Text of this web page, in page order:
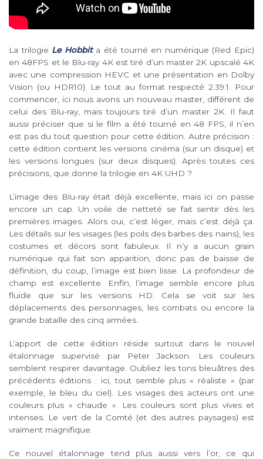
La trilogie Le Hobbita été tourné en numérique (Red Epic)
en 48FPS et le Blu-ray 4K est tiré d’un master 2K upscalé 4K
avec une compression HEVC et une présentation en Dolby
Vision (ou HDR10). Le tout au format respecté 2.39:1. Pour
commencer, ici nous avons un nouveau master, différent de
celui des Blu-ray, mais toujours tiré d’un master 2K. Il faut
aussi préciser que si le film a été tourné en 48 FPS, il n’en
est pas du tout question pour cette édition. Autre précision :
cette édition contient les versions cinéma (sur un disque) et
les versions longues (sur deux disques). Après toutes ces
précisions, que donne la trilogie en 4K UHD ?
L’image des Blu-ray était déjà excellente, mais ici on passe
encore un cap. Un voile de netteté se fait sentir dès les
premières images. Alors oui, c’est léger, mais c’est déjà ça.
Les détails sur les visages (les poils des barbes des nains), les
costumes et décors sont fabuleux. Il n’y a aucun grain
numérique qui fait son apparition, donc pas de baisse de
définition, du coup, l’image est bien lisse. La profondeur de
champ est excellente. Enfin, l’image semble encore plus
fluide que sur les versions HD. Cela se voit sur les
déplacements des personnages, les combats ou encore la
grande bataille des cinq armées.
L’apport de cette édition réside surtout dans le nouvel
étalonnage supervisé par Peter Jackson. Les couleurs
semblent respirer davantage. Oubliez les tons bleuâtres des
précédents éditions : ici, tout semble plus « réaliste » (par
exemple, le bleu du ciel). Les visages des acteurs ont une
couleurs plus « chaude ». Les couleurs sont plus vives et
intenses. Le vert de la Comté (et des autres paysages) est
vraiment magnifique.
Ce nouvel étalonnage tend plus aussi vers l’or, ce qui